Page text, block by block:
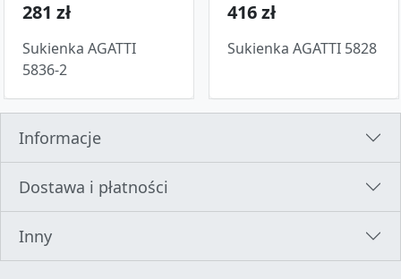
281 zł
Sukienka AGATTI
5836-2
416 zł
Sukienka AGATTI 5828
Informacje
Dostawa i płatności
Inny